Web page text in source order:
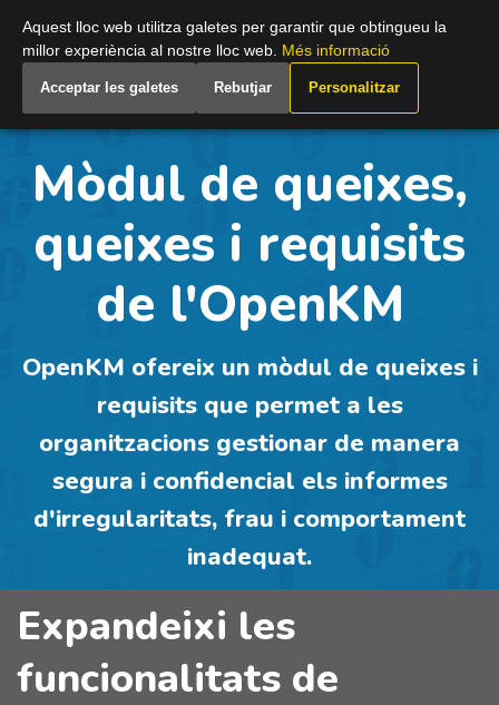
Spain (Catalan)
Mòdul de queixes,
queixes i requisits
de l'OpenKM
OpenKM ofereix un mòdul de queixes i
requisits que permet a les
organitzacions gestionar de manera
segura i confidencial els informes
d'irregularitats, frau i comportament
inadequat.
Expandeixi les
funcionalitats de
Aquest lloc web utilitza galetes per garantir que obtingueu la
millor experiència al nostre lloc web. Més informació
Acceptar les galetes Rebutjar Personalitzar